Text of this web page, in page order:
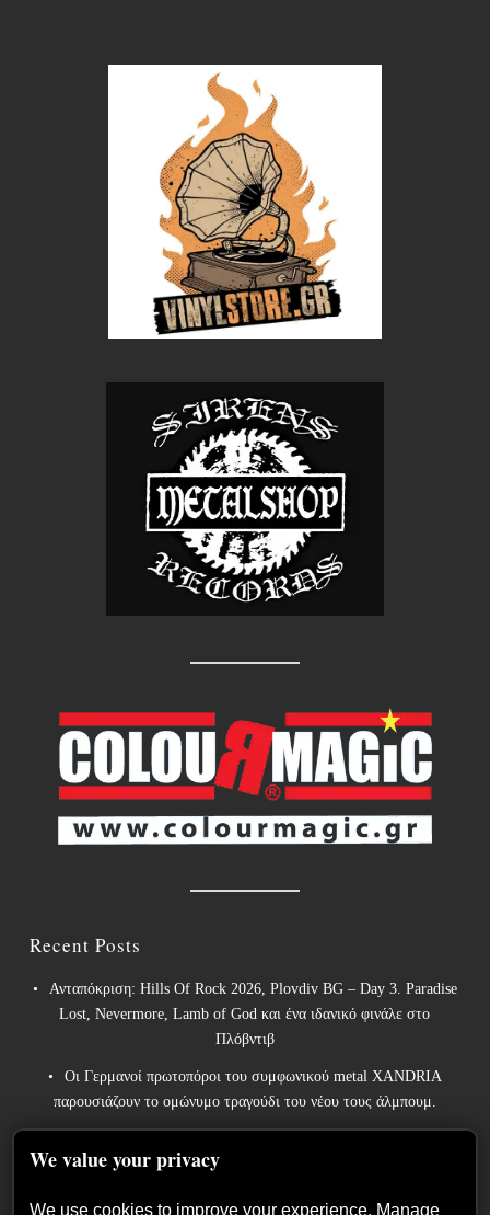
Recent Posts
Ανταπόκριση: Hills Of Rock 2026, Plovdiv BG – Day 3. Paradise
Lost, Nevermore, Lamb of God και ένα ιδανικό φινάλε στο
Πλόβντιβ
Οι Γερμανοί πρωτοπόροι του συμφωνικού metal XANDRIA
παρουσιάζουν το ομώνυμο τραγούδι του νέου τους άλμπουμ.
David Eugene Edwards και προαναγγέλλουν το νέο τους στούντιο
We value your privacy
We use cookies to improve your experience. Manage